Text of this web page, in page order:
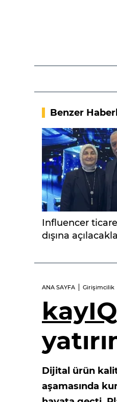
Benzer
Influencer
dışına
ANA SAYFA Girişimcilik
kayIQ
Dijital ürün
aşamasında